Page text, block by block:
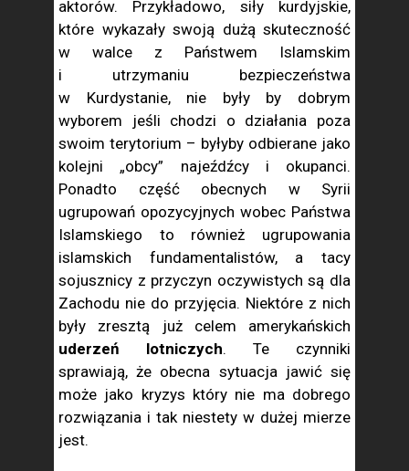
aktorów. Przykładowo, siły kurdyjskie,
które wykazały swoją dużą skuteczność
w walce z Państwem Islamskim
i utrzymaniu bezpieczeństwa
w Kurdystanie, nie były by dobrym
wyborem jeśli chodzi o działania poza
swoim terytorium – byłyby odbierane jako
kolejni „obcy” najeźdźcy i okupanci.
Ponadto część obecnych w Syrii
ugrupowań opozycyjnych wobec Państwa
Islamskiego to również ugrupowania
islamskich fundamentalistów, a tacy
sojusznicy z przyczyn oczywistych są dla
Zachodu nie do przyjęcia. Niektóre z nich
były zresztą już celem amerykańskich
uderzeń lotniczych. Te czynniki
sprawiają, że obecna sytuacja jawić się
może jako kryzys który nie ma dobrego
rozwiązania i tak niestety w dużej mierze
jest.